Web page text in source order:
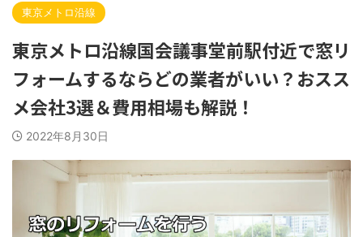
東京メトロ沿線
東京メトロ沿線国会議事堂前駅付近で窓リ
フォームするならどの業者がいい？おスス
メ会社3選＆費用相場も解説！
2022年8月30日